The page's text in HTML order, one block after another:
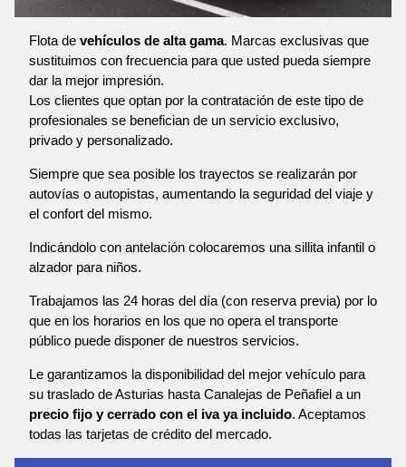
Flota de vehículos de alta gama. Marcas exclusivas que
sustituimos con frecuencia para que usted pueda siempre
dar la mejor impresión.
Los clientes que optan por la contratación de este tipo de
profesionales se benefician de un servicio exclusivo,
privado y personalizado.
Siempre que sea posible los trayectos se realizarán por
autovías o autopistas, aumentando la seguridad del viaje y
el confort del mismo.
Indicándolo con antelación colocaremos una sillita infantil o
alzador para niños.
Trabajamos las 24 horas del día (con reserva previa) por lo
que en los horarios en los que no opera el transporte
público puede disponer de nuestros servicios.
Le garantizamos la disponibilidad del mejor vehículo para
su traslado de Asturias hasta Canalejas de Peñafiel a un
precio fijo y cerrado con el iva ya incluido. Aceptamos
todas las tarjetas de crédito del mercado.